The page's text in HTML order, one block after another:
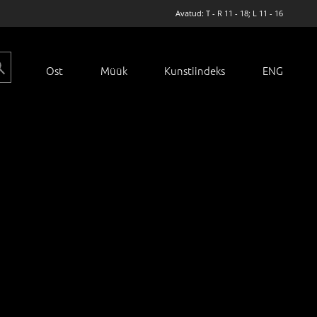
Avatud: T - R 11 - 18; L 11 - 16
Ost Müük Kunstiindeks ENG